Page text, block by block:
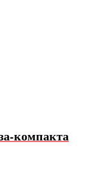
компакта